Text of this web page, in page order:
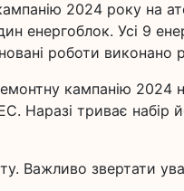
2024 року на
енергоблок. Усі 9
роботи виконано
кампанію 2024
Наразі триває набір
Важливо звертати